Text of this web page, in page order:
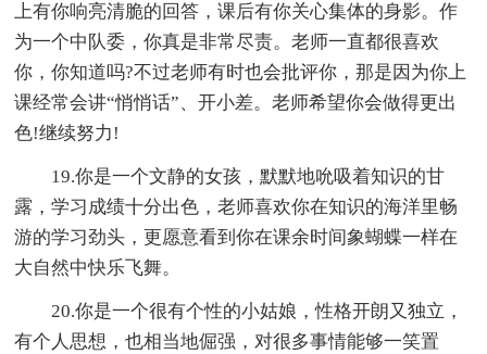
上有你响亮清脆的回答，课后有你关心集体的身影。作
为一个中队委，你真是非常尽责。老师一直都很喜欢
你，你知道吗?不过老师有时也会批评你，那是因为你上
课经常会讲“悄悄话”、开小差。老师希望你会做得更出
色!继续努力!
19.你是一个文静的女孩，默默地吮吸着知识的甘
露，学习成绩十分出色，老师喜欢你在知识的海洋里畅
游的学习劲头，更愿意看到你在课余时间象蝴蝶一样在
大自然中快乐飞舞。
20.你是一个很有个性的小姑娘，性格开朗又独立，
有个人思想，也相当地倔强，对很多事情能够一笑置